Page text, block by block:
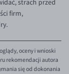
strach przed
firm,
oceny i wnioski
rekomendacji autora
się od dokonania